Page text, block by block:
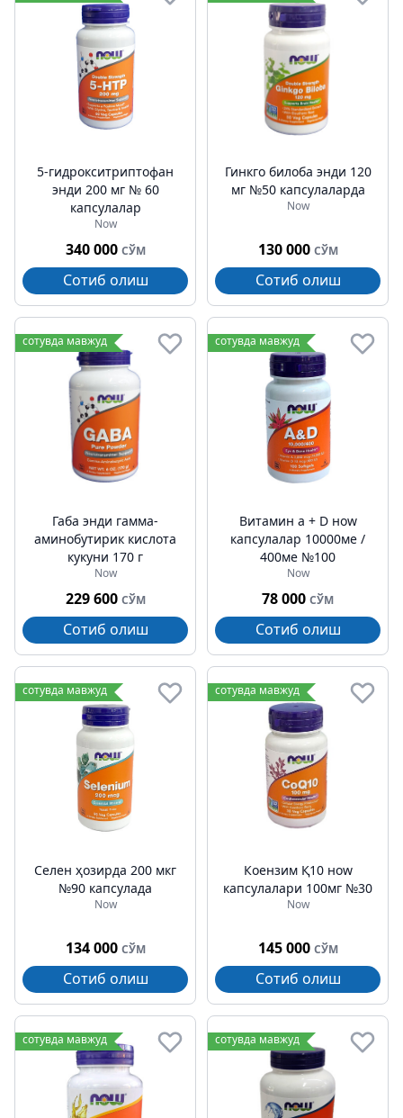
5-гидрокситриптофан
энди 200 мг № 60
капсулалар
Now
340 000 СЎМ
Сотиб олиш
Гинкго билоба энди 120
мг №50 капсулаларда
Now
130 000 СЎМ
Сотиб олиш
сотувда мавжуд
Габа энди гамма-
аминобутирик кислота
кукуни 170 г
Now
229 600 СЎМ
Сотиб олиш
сотувда мавжуд
Витамин а + D ноw
капсулалар 10000ме /
400ме №100
Now
78 000 СЎМ
Сотиб олиш
сотувда мавжуд
Селен ҳозирда 200 мкг
№90 капсулада
Now
134 000 СЎМ
Сотиб олиш
сотувда мавжуд
Коензим Қ10 ноw
капсулалари 100мг №30
Now
145 000 СЎМ
Сотиб олиш
сотувда мавжуд сотувда мавжуд